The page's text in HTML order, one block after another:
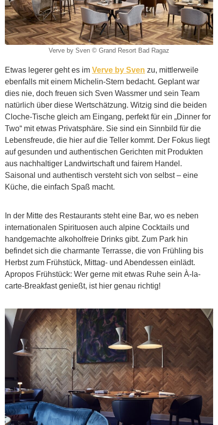
Verve by Sven © Grand Resort Bad Ragaz
Etwas legerer geht es im Verve by Sven zu, mittlerweile
ebenfalls mit einem Michelin-Stern bedacht. Geplant war
dies nie, doch freuen sich Sven Wassmer und sein Team
natürlich über diese Wertschätzung. Witzig sind die beiden
Cloche-Tische gleich am Eingang, perfekt für ein „Dinner for
Two“ mit etwas Privatsphäre. Sie sind ein Sinnbild für die
Lebensfreude, die hier auf die Teller kommt. Der Fokus liegt
auf gesunden und authentischen Gerichten mit Produkten
aus nachhaltiger Landwirtschaft und fairem Handel.
Saisonal und authentisch versteht sich von selbst – eine
Küche, die einfach Spaß macht.
In der Mitte des Restaurants steht eine Bar, wo es neben
internationalen Spirituosen auch alpine Cocktails und
handgemachte alkoholfreie Drinks gibt. Zum Park hin
befindet sich die charmante Terrasse, die von Frühling bis
Herbst zum Frühstück, Mittag- und Abendessen einlädt.
Apropos Frühstück: Wer gerne mit etwas Ruhe sein À-la-
carte-Breakfast genießt, ist hier genau richtig!